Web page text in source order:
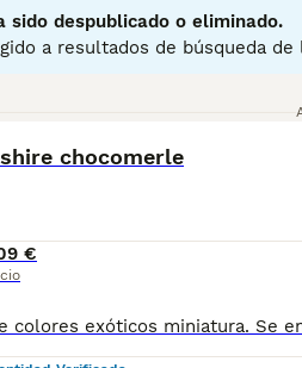
de consejos de compra de
sido despublicado o eliminado.
a resultados de búsqueda de
chocomerle
€